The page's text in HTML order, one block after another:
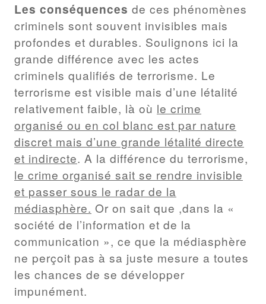
Les conséquences de ces phénomènes
criminels sont souvent invisibles mais
profondes et durables. Soulignons ici la
grande différence avec les actes
criminels qualifiés de terrorisme. Le
terrorisme est visible mais d’une létalité
relativement faible, là où le crime
organisé ou en col blanc est par nature
discret mais d’une grande létalité directe
et indirecte. A la différence du terrorisme,
le crime organisé sait se rendre invisible
et passer sous le radar de la
médiasphère. Or on sait que ,dans la «
société de l’information et de la
communication », ce que la médiasphère
ne perçoit pas à sa juste mesure a toutes
les chances de se développer
impunément.